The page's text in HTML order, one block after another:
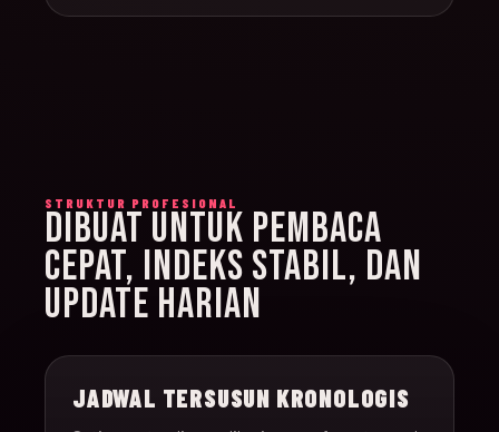
STRUKTUR PROFESIONAL
DIBUAT UNTUK PEMBACA
CEPAT, INDEKS STABIL, DAN
UPDATE HARIAN
JADWAL TERSUSUN KRONOLOGIS